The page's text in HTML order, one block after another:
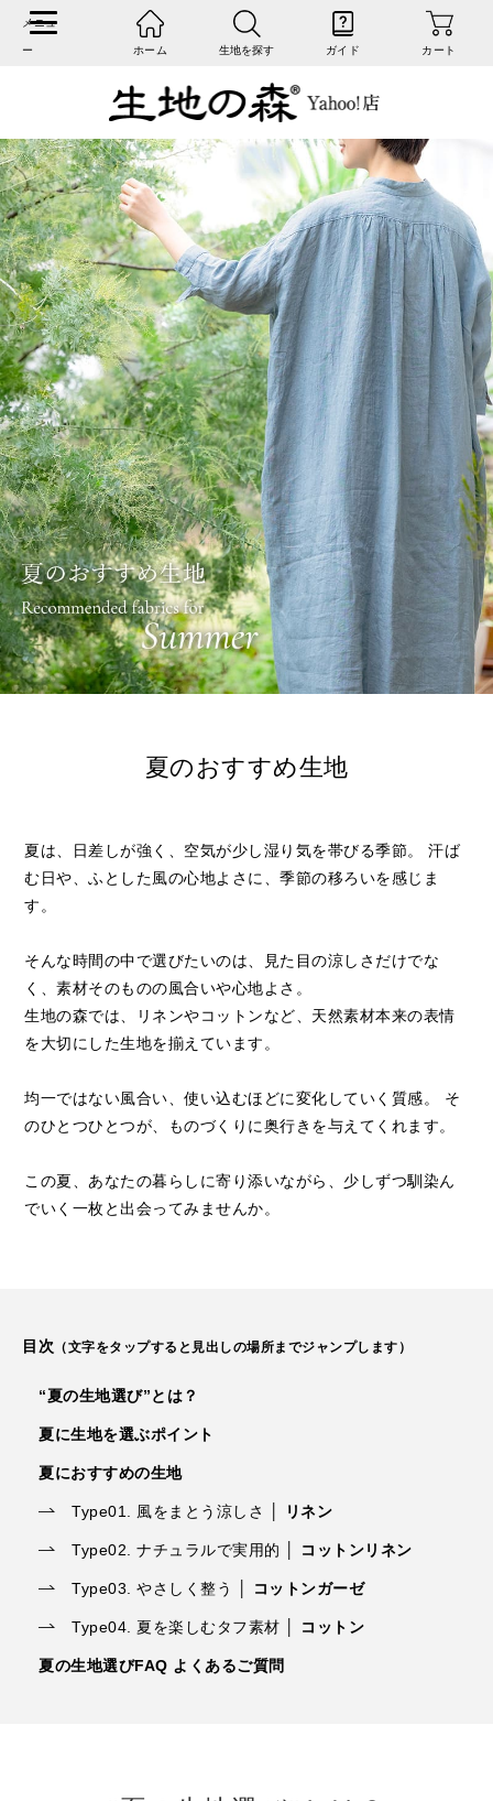
ホーム 生地を探す ガイド カート
夏のおすすめ生地
夏は、日差しが強く、空気が少し湿り気を帯びる季節。
汗ば
む日や、ふとした風の心地よさに、季節の移ろいを感じま
す。
そんな時間の中で選びたいのは、見た目の涼しさだけでな
く、素材そのものの風合いや心地よさ。
生地の森では、リネンやコットンなど、 天然素材本来の表情
を大切にした生地を揃えています。
均一ではない風合い、使い込むほどに変化していく質感。
そ
のひとつひとつが、ものづくりに奥行きを与えてくれます。
この夏、あなたの暮らしに寄り添いながら、 少しずつ馴染ん
でいく一枚と出会ってみませんか。
目次 （文字をタップすると見出しの場所までジャンプします）
“夏の生地選び”とは？
夏に生地を選ぶポイント
夏におすすめの生地
Type01. 風をまとう涼しさ │ リネン
Type02. ナチュラルで実用的 │ コットンリネン
Type03. やさしく整う │ コットンガーゼ
Type04. 夏を楽しむタフ素材 │ コットン
夏の生地選びFAQ よくあるご質問